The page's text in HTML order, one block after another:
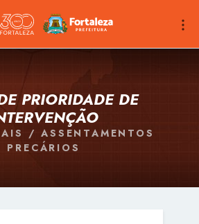
PRIORIDADE DE
/ ASSENTAMENTOS
PRECÁRIOS